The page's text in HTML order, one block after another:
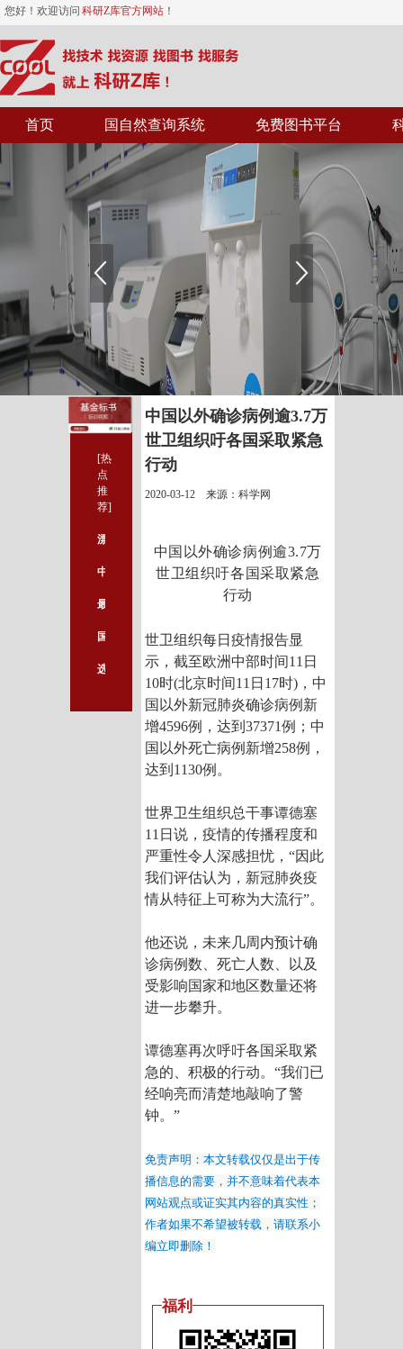
您好！欢迎访问 科研Z库官方网站 ！
首页 国自然查询系统 免费图书平台
[热
点
推
荐]
中国以外确诊病例逾3.7万
世卫组织吁各国采取紧急
行动
2020-03-12 来源：科学网
中国以外确诊病例逾3.7万
世卫组织吁各国采取紧急
行动
世卫组织每日疫情报告显
示，截至欧洲中部时间11日
10时(北京时间11日17时)，中
国以外新冠肺炎确诊病例新
增4596例，达到37371例；中
国以外死亡病例新增258例，
达到1130例。
世界卫生组织总干事谭德塞
11日说，疫情的传播程度和
严重性令人深感担忧，“因此
我们评估认为，新冠肺炎疫
情从特征上可称为大流行”。
他还说，未来几周内预计确
诊病例数、死亡人数、以及
受影响国家和地区数量还将
进一步攀升。
谭德塞再次呼吁各国采取紧
急的、积极的行动。“我们已
经响亮而清楚地敲响了警
钟。”
免责声明：本文转载仅仅是出于传
播信息的需要，并不意味着代表本
网站观点或证实其内容的真实性；
作者如果不希望被转载，请联系小
编立即删除！
福利